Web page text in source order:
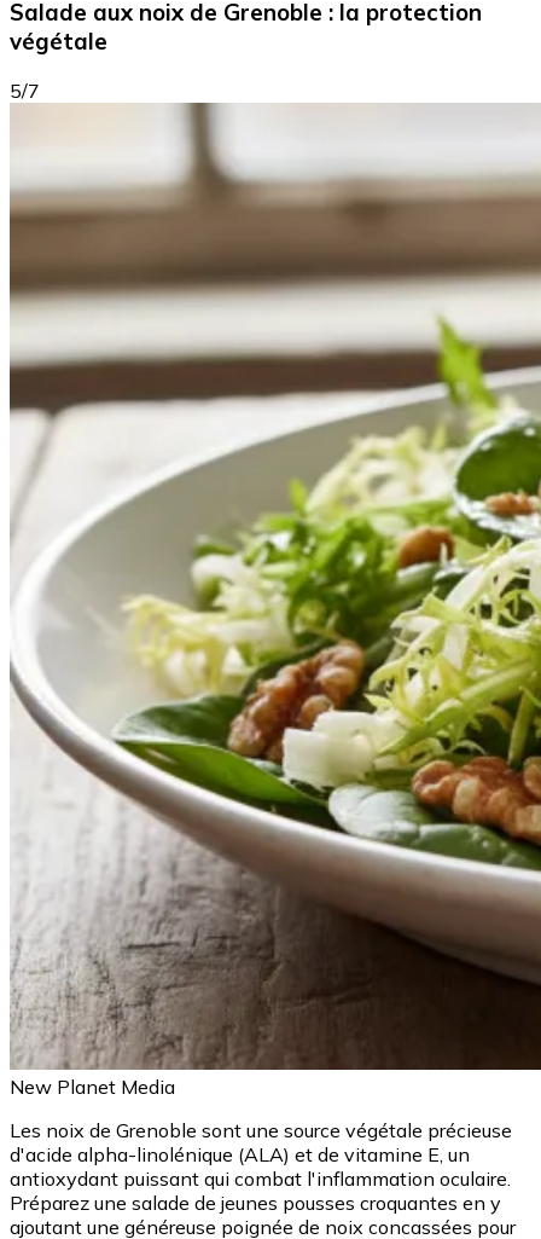
Salade aux noix de Grenoble : la protection
végétale
5/7
New Planet Media
Les noix de Grenoble sont une source végétale précieuse
d'acide alpha-linolénique (ALA) et de vitamine E, un
antioxydant puissant qui combat l'inflammation oculaire.
Préparez une salade de jeunes pousses croquantes en y
ajoutant une généreuse poignée de noix concassées pour